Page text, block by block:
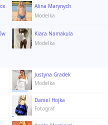
Alina Marynych
Modelka
Kiara Namakula
Modelka
Justyna Gradek
Modelka
Daniel Hojka
Fotograf